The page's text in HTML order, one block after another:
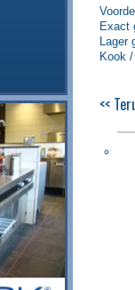
Exact
Lager
Kook
<<